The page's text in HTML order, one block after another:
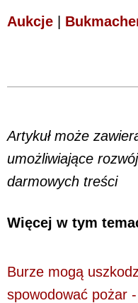
Aukcje
Artykuł może
umożliwiające
darmowych treści
Więcej w tym
Burze mogą
spowodować pożar